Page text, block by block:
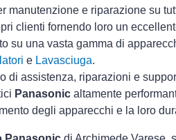
manutenzione e riparazione su
clienti fornendo loro un
su una vasta gamma di
e Lavasciuga.
di assistenza, riparazioni e
Panasonic altamente
degli apparecchi e la loro